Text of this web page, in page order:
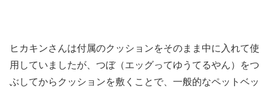
ヒカキンさんは付属のクッションをそのまま中に入れて使
用していましたが、つぼ（エッグってゆうてるやん）をつ
ぶしてからクッションを敷くことで、一般的なペットベッ